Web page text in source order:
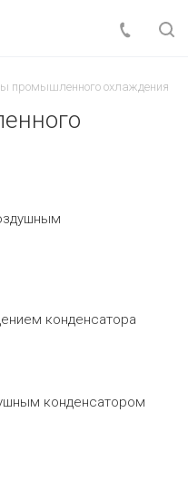
промышленного охлаждения
конденсатора
конденсатором